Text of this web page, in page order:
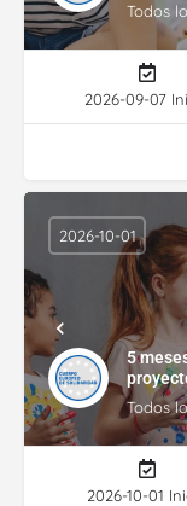
Todos
2026-09-07
5
Todos
2026-10-01
2026-10-01